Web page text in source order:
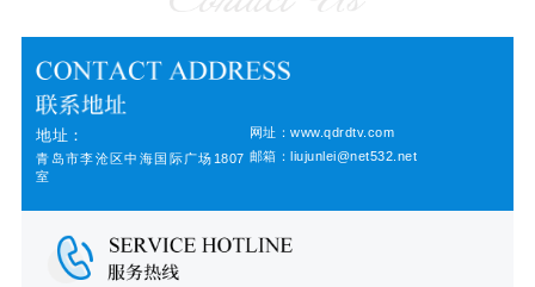
地址：
青岛市李沧区中海国际广场1807
室
网址：www.qdrdtv.com
邮箱：liujunlei@net532.net